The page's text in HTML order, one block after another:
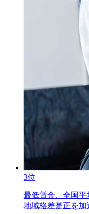
3位
最低賃金、全国平
地域格差是正を